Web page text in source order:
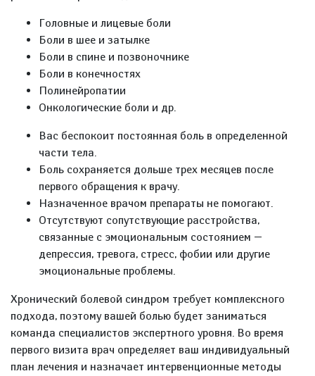
Головные и лицевые боли
Боли в шее и затылке
Боли в спине и позвоночнике
Боли в конечностях
Полинейропатии
Онкологические боли и др.
Вас беспокоит постоянная боль в определенной
части тела.
Боль сохраняется дольше трех месяцев после
первого обращения к врачу.
Назначенное врачом препараты не помогают.
Отсутствуют сопутствующие расстройства,
связанные с эмоциональным состоянием —
депрессия, тревога, стресс, фобии или другие
эмоциональные проблемы.
Хронический болевой синдром требует комплексного
подхода, поэтому вашей болью будет заниматься
команда специалистов экспертного уровня. Во время
первого визита врач определяет ваш индивидуальный
план лечения и назначает интервенционные методы